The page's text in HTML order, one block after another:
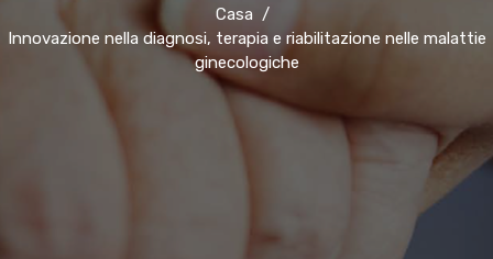
Casa
Innovazione nella diagnosi, terapia e riabilitazione nelle malattie
ginecologiche